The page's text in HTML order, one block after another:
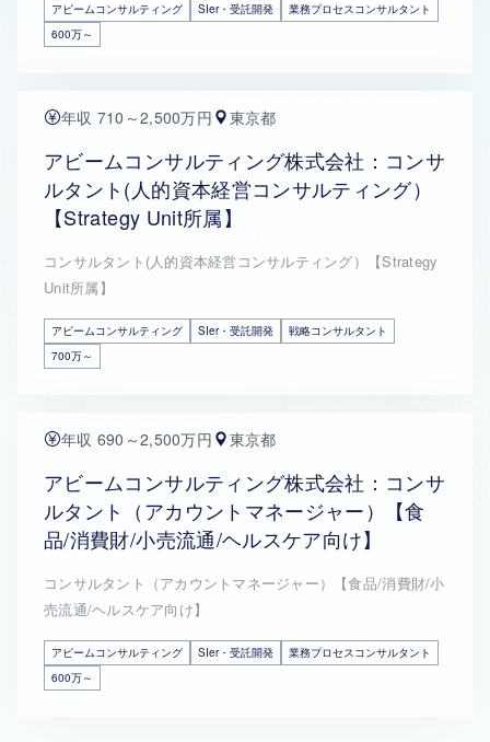
アビームコンサルティング SIer・受託開発
業務プロセスコンサルタント
600万～
年収 710～2,500万円 東京都
アビームコンサルティング株式会社：コンサ
ルタント(人的資本経営コンサルティング）
【Strategy Unit所属】
コンサルタント(人的資本経営コンサルティング）【Strategy
Unit所属】
アビームコンサルティング SIer・受託開発
戦略コンサルタント
700万～
年収 690～2,500万円 東京都
アビームコンサルティング株式会社：コンサ
ルタント（アカウントマネージャー）【食
品/消費財/小売流通/ヘルスケア向け】
コンサルタント（アカウントマネージャー）【食品/消費財/小
売流通/ヘルスケア向け】
アビームコンサルティング SIer・受託開発
業務プロセスコンサルタント
600万～